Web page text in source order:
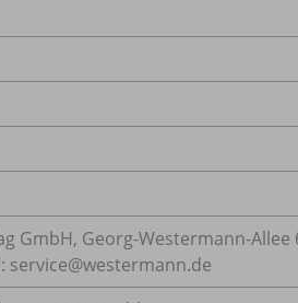
GmbH, Georg-Westermann-Allee
service@westermann.de